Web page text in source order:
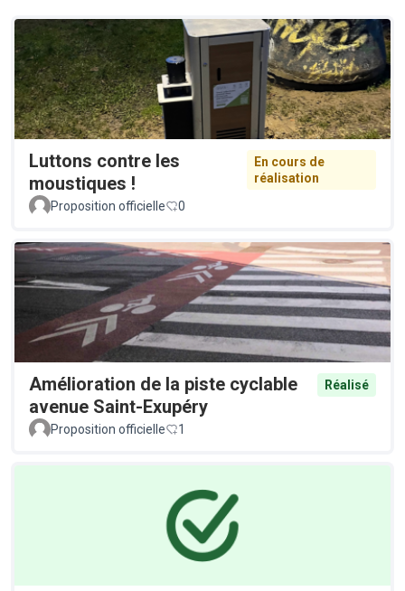
Luttons contre les
moustiques !
En cours de
réalisation
Proposition officielle
0
Amélioration de la piste cyclable
avenue Saint-Exupéry
Réalisé
Proposition officielle 1